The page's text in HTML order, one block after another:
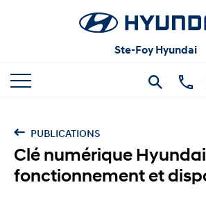
Ste-Foy Hyundai
PUBLICATIONS
Clé numérique
fonctionnement et